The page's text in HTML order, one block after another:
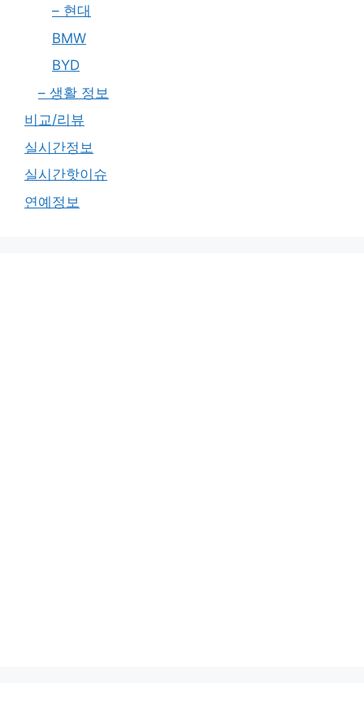
– 현대
BMW
BYD
– 생활 정보
비교/리뷰
실시간정보
실시간핫이슈
연예정보